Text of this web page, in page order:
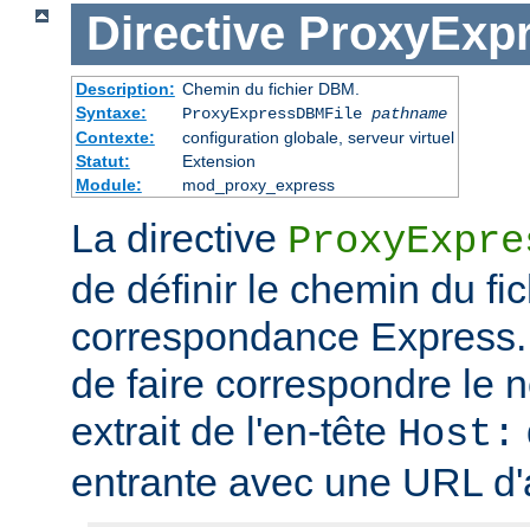
Directive
Description: Chemin du fichier DBM.
Syntaxe:
ProxyExpressDBMFile pathname
Contexte:
configuration globale, serveur virtuel
Statut:
Extension
Module:
mod_proxy_express
La directive
de définir le chemin du
correspondance
de faire correspondre le
extrait de l'en-tête Host:
entrante avec une URL